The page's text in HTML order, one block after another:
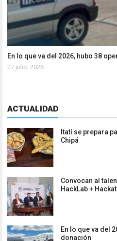
En lo que va del 2026, hubo 38
27 julio, 2026
ACTUALIDAD
Itatí se prepara
Chipá
Convocan al
HackLab +
En lo que va del
donación